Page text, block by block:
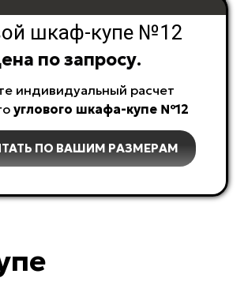
шкаф-купе №12
по запросу.
индивидуальный расчет
углового шкафа-купе №12
ПО ВАШИМ РАЗМЕРАМ